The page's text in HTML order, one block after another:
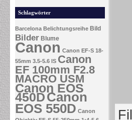
Schlagwörter
Barcelona Belichtungsreihe Bild
Bilder Blume
Canon Canon EF-S 18-
55mm 3.5-5.6 IS Canon
EF 100mm F2.8
MACRO USM
Canon EOS
450DCanon
EOS 550D Canon